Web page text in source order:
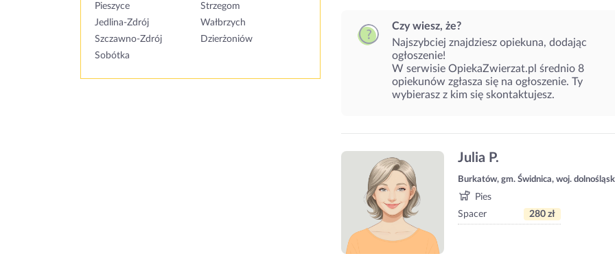
Pieszyce
Strzegom
Jedlina-Zdrój
Wałbrzych
Szczawno-Zdrój
Dzierżoniów
Sobótka
Czy wiesz, że?
Najszybciej znajdziesz opiekuna, dodając
ogłoszenie!
W serwisie OpiekaZwierzat.pl średnio 8
opiekunów zgłasza się na ogłoszenie. Ty
wybierasz z kim się skontaktujesz.
Julia P.
Burkatów, gm. Świdnica, woj.
Pies
Spacer
280 zł